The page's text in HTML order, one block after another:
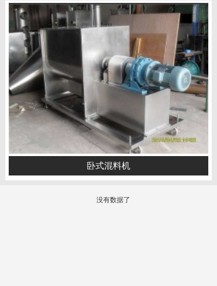
卧式混料机
没有数据了